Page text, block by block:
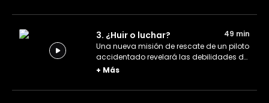
3. ¿Huir o luchar?
49 min
Una nueva misión de rescate de un piloto
accidentado revelará las debilidades del
equipo, quienes deben unirse para
+ Más